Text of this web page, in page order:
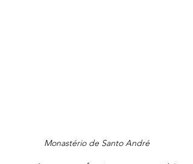
Monastério de Santo André